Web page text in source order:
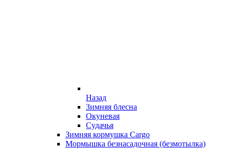
Назад
Зимняя блесна
Окуневая
Судачья
Зимняя кормушка Cargo
Мормышка безнасадочная (безмотылка)